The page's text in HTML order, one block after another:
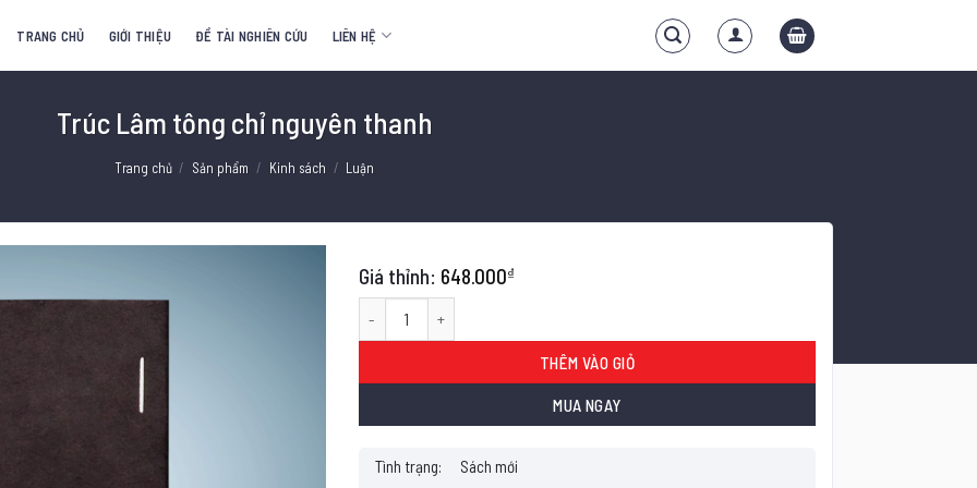
TRANG CHỦ GIỚI THIỆU ĐỀ TÀI NGHIÊN CỨU LIÊN HỆ
Trúc Lâm tông chỉ nguyên thanh
Trang chủ / Sản phẩm / Kinh sách / Luận
648.000₫
THÊM VÀO GIỎ
MUA NGAY
Tình trạng:
Sách mới